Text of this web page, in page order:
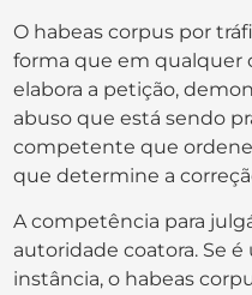
O habeas corpus por
forma que em qualquer
elabora a petição,
abuso que está sendo
competente que
que determine a
A competência para
autoridade coatora. Se
instância, o habeas